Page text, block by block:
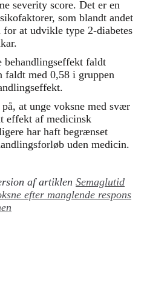
severity score. Det er en
som blandt andet
at udvikle type 2-diabetes
behandlingseffekt faldt
faldt med 0,58 i gruppen
at unge voksne med svær
effekt af medicinsk
har haft begrænset
uden medicin.
af artiklen Semaglutid
efter manglende respons